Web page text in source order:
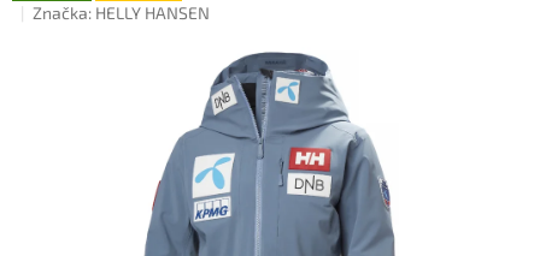
Značka: HELLY HANSEN